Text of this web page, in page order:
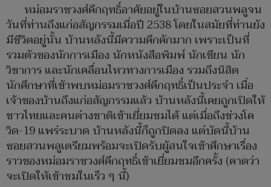
หม่อมราชวงศ์คึกฤทธิ์อาศัยอยู่ในบ้านซอยสวนพลูจน
วันที่ท่านถึงแก่อสัญกรรมเมื่อปี 2538 โดยในสมัยที่ท่านยัง
มีชีวิตอยู่นั้น บ้านหลังนี้มีความคึกคักมาก เพราะเป็นที่
รวมตัวของนักการเมือง นักหนังสือพิมพ์ นักเขียน นัก
วิชาการ และนักเคลื่อนไหวทางการเมือง รวมถึงนิสิต
นักศึกษาที่เข้าพบหม่อมราชวงศ์คึกฤทธิ์เป็นประจำ เมื่อ
เจ้าของบ้านถึงแก่อสัญกรรมแล้ว บ้านหลังนี้เคยถูกเปิดให้
ชาวไทยและคนต่างชาติเข้าเยี่ยมชมได้ แต่เมื่อถึงช่วงโค
วิด-19 แพร่ระบาด บ้านหลังนี้ก็ถูกปิดลง แต่บัดนี้บ้าน
ซอยสวนพลูเตรียมพร้อมจะเปิดรับผู้สนใจเข้าศึกษาเรื่อง
ราวของหม่อมราชวงศ์คึกฤทธิ์เข้าเยี่ยมชมอีกครั้ง (คาดว่า
จะเปิดให้เข้าชมในเร็ว ๆ นี้)